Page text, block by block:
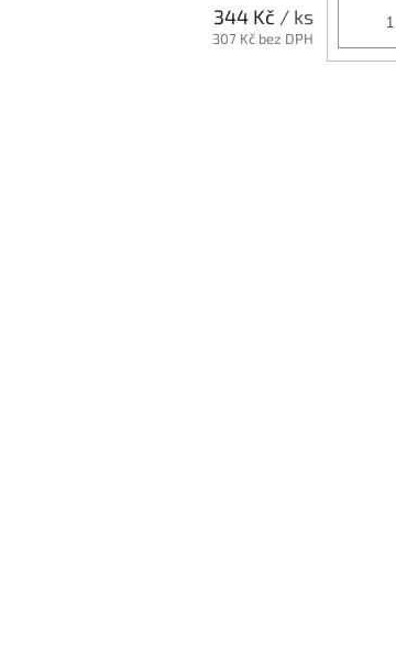
344 Kč / ks
307 Kč bez DPH